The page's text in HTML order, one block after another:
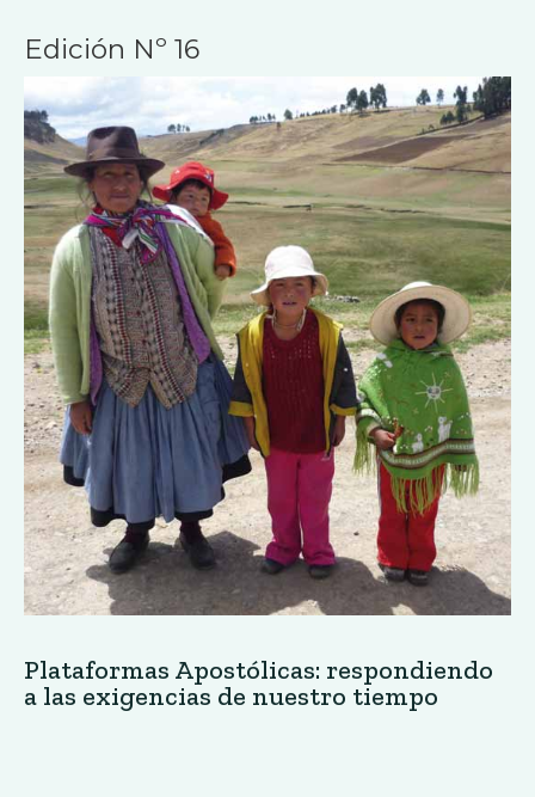
Edición Nº 16
Plataformas Apostólicas: respondiendo
a las exigencias de nuestro tiempo